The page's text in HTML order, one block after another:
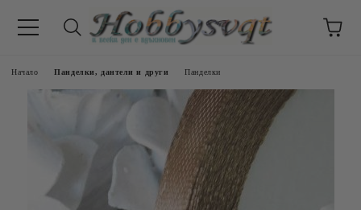
Начало Панделки, дантели и други Панделки